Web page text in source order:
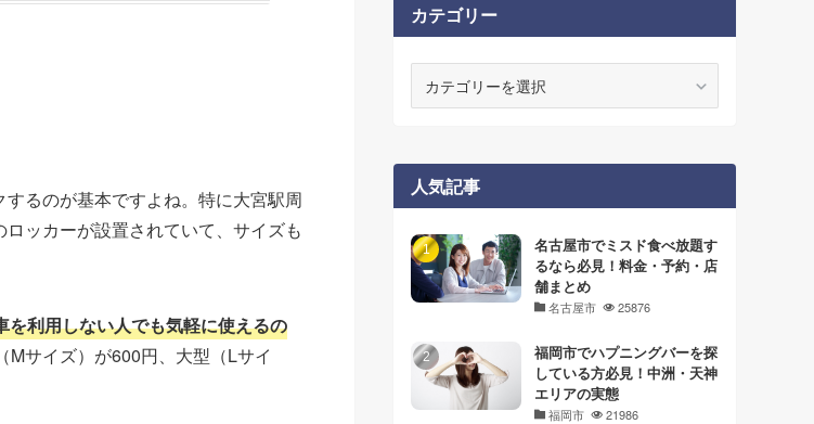
るのが基本ですよね。特に大宮駅周
ッカーが設置されていて、サイズも
利用しない人でも気軽に使えるの
サイズ）が600円、大型（Lサイ
カテゴリー
ー
人気記事
名古屋市でミスド食べ放題す
るなら必見！料金・予約・店
舗まとめ
名古屋市 25876
福岡市でハプニングバーを探
している方必見！中洲・天神
エリアの実態
福岡市 21986